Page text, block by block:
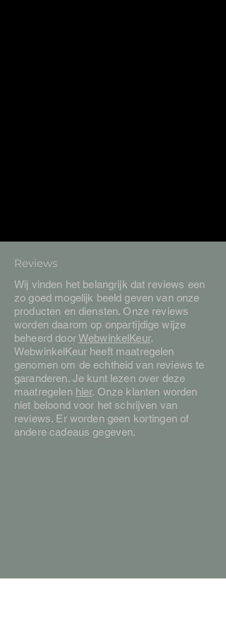
Reviews
Wij vinden het belangrijk dat reviews een
zo goed mogelijk beeld geven van onze
producten en diensten. Onze reviews
worden daarom op onpartijdige wijze
beheerd doorWebwinkelKeur.
WebwinkelKeur heeft maatregelen
genomen om de echtheid van reviews te
garanderen. Je kunt lezen over deze
maatregelen hier. Onze klanten worden
niet beloond voor het schrijven van
reviews. Er worden geen kortingen of
andere cadeaus gegeven.